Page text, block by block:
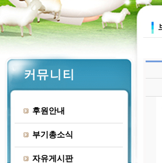
후원안내
부기총소식
자유게시판